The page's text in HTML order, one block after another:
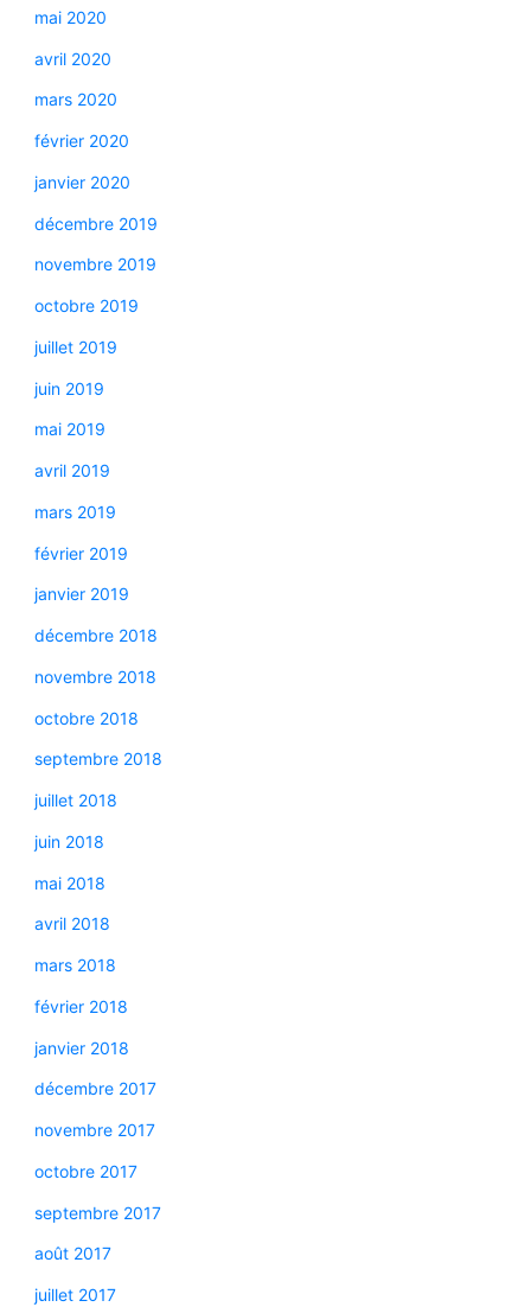
mai 2020
avril 2020
mars 2020
février 2020
janvier 2020
décembre 2019
novembre 2019
octobre 2019
juillet 2019
juin 2019
mai 2019
avril 2019
mars 2019
février 2019
janvier 2019
décembre 2018
novembre 2018
octobre 2018
septembre 2018
juillet 2018
juin 2018
mai 2018
avril 2018
mars 2018
février 2018
janvier 2018
décembre 2017
novembre 2017
octobre 2017
septembre 2017
août 2017
juillet 2017